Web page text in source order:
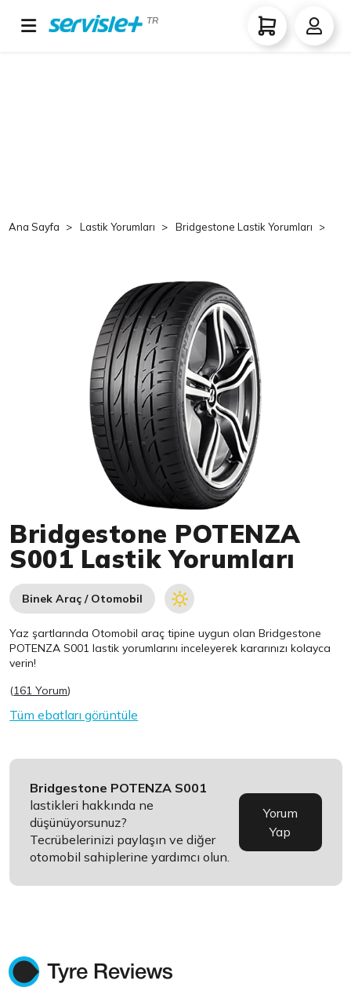
TR
Ana Sayfa Lastik Yorumları Bridgestone Lastik Yorumları
Bridgestone POTENZA
S001 Lastik Yorumları
Binek Araç / Otomobil
Yaz şartlarında Otomobil araç tipine uygun olanBridgestone
POTENZA S001 lastik yorumlarını inceleyerek kararınızı kolayca
verin!
(161 Yorum)
Tüm ebatları görüntüle
Bridgestone POTENZA S001
lastikleri hakkında ne
düşünüyorsunuz?
Tecrübelerinizi paylaşın ve diğer
otomobil sahiplerine yardımcı olun.
Yorum
Yap